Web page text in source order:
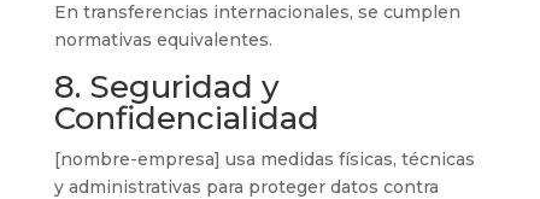
En transferencias internacionales, se cumplen
normativas equivalentes.
8. Seguridad y
Confidencialidad
[nombre-empresa] usa medidas físicas, técnicas
y administrativas para proteger datos contra